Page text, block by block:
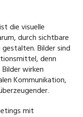
die visuelle
durch sichtbare
Bilder sind
denn
wirken
Kommunikation,
mit